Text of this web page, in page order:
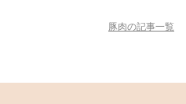
豚肉の記事一覧